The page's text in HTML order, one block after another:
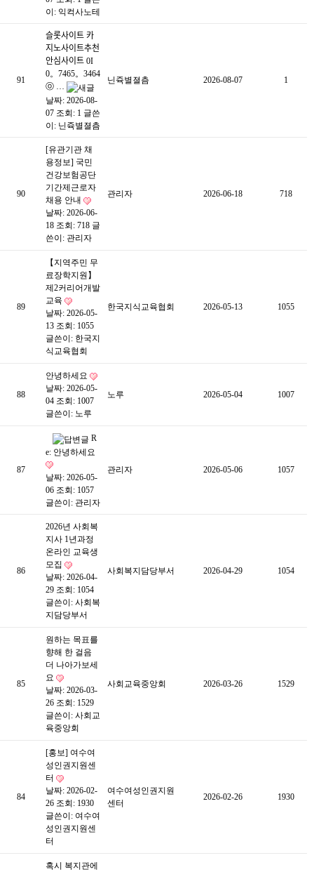
이: 익컥사노테
91
슬롯사이트 카
지노사이트추천
안심사이트 0I
0。7465。3464
ⓞ …
날짜: 2026-08-
07 조회: 1 글쓴
이: 닌쥭별졀츰
닌쥭별졀츰 2026-08-07 1
90
[유관기관 채
용정보] 국민
건강보험공단
기간제근로자
채용 안내
날짜: 2026-06-
18 조회: 718 글
쓴이: 관리자
관리자 2026-06-18 718
89
【지역주민 무
료장학지원】
제2커리어개발
교육
날짜: 2026-05-
13 조회: 1055
글쓴이: 한국지
식교육협회
한국지식교육협회 2026-05-13 1055
88
안녕하세요
날짜: 2026-05-
04 조회: 1007
글쓴이: 노루
노루 2026-05-04 1007
87
R
e: 안녕하세요
날짜: 2026-05-
06 조회: 1057
글쓴이: 관리자
관리자 2026-05-06 1057
86
2026년 사회복
지사 1년과정
온라인 교육생
모집
날짜: 2026-04-
29 조회: 1054
글쓴이: 사회복
지담당부서
사회복지담당부서 2026-04-29 1054
85
원하는 목표를
향해 한 걸음
더 나아가보세
요
날짜: 2026-03-
26 조회: 1529
글쓴이: 사회교
육중앙회
사회교육중앙회 2026-03-26 1529
84
[홍보] 여수여
성인권지원센
터
날짜: 2026-02-
26 조회: 1930
글쓴이: 여수여
성인권지원센
터
여수여성인권지원
센터
2026-02-26 1930
혹시 복지관에